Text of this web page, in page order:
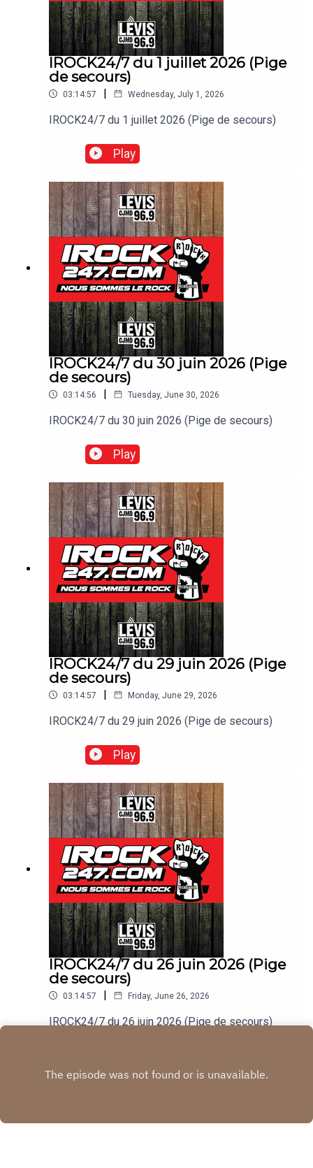
IROCK24/7 du 1 juillet 2026 (Pige
de secours)
03:14:57 | Wednesday, July 1, 2026
IROCK24/7 du 1 juillet 2026 (Pige de secours)
Play
IROCK24/7 du 30 juin 2026 (Pige
de secours)
03:14:56 | Tuesday, June 30, 2026
IROCK24/7 du 30 juin 2026 (Pige de secours)
Play
IROCK24/7 du 29 juin 2026 (Pige
de secours)
03:14:57 | Monday, June 29, 2026
IROCK24/7 du 29 juin 2026 (Pige de secours)
Play
IROCK24/7 du 26 juin 2026 (Pige
de secours)
03:14:57 | Friday, June 26, 2026
IROCK24/7 du 26 juin 2026 (Pige de secours)